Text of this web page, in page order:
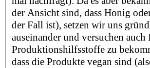
der Ansicht sind, dass Honig
der Fall ist), setzen wir uns
auseinander und versuchen
Produktionshilfsstoffe zu
dass die Produkte vegan sind